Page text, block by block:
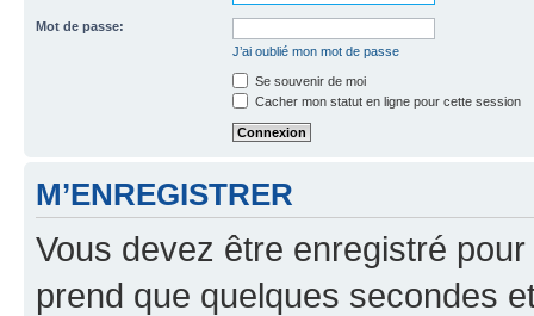
Mot de passe:
J’ai oublié mon mot de passe
Se souvenir de moi
Cacher mon statut en ligne pour cette session
M’ENREGISTRER
Vous devez être enregistré
prend que quelques secondes